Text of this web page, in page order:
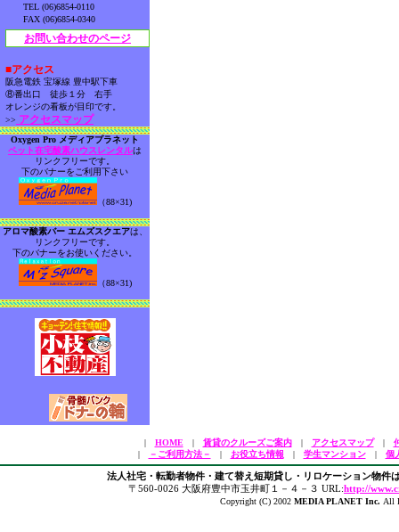
TEL (06)6854-0110
FAX (06)6854-0340
お問い合わせのページ
■アクセス
阪急電鉄 宝塚線 豊中駅下車
⑧番出口 徒歩１分 右手
オレンジの看板が目印です。
>> アクセスマップ
Oxygen Pro メディアプラネット
ペット在宅酸素ハウスレンタルは
リンクフリーです。
下のバナーをご利用下さい
（88×31)
アロマ酸素バー エムズスクエアは、
リンクフリーです。
下のバナーをお使いください。
（88×31)
| HOME| 賃貸のクルーズご案内| アクセスマップ|
|
－ご利用方法－ | お役立ち情報| 学生マンション| 個
法人社宅・転勤者物件・建て替え短期貸し・リロケーション物件
〒560-0026 大阪府豊中市玉井町１－４－３ URL:http://
Copyright (C) 2002 MEDIA PLANET Inc. All